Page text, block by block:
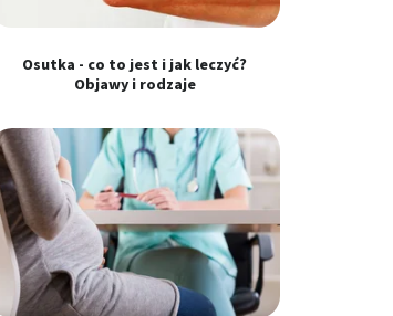
Osutka - co to jest i jak leczyć?
Objawy i rodzaje